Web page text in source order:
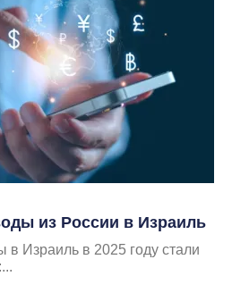
из России в Израиль
Израиль в 2025 году стали